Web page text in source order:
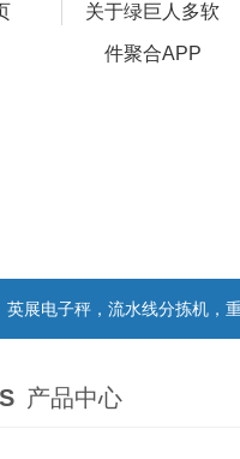
关于绿巨人多软
件聚合APP
英展电子秤，流水线分拣机，重量
产品中心